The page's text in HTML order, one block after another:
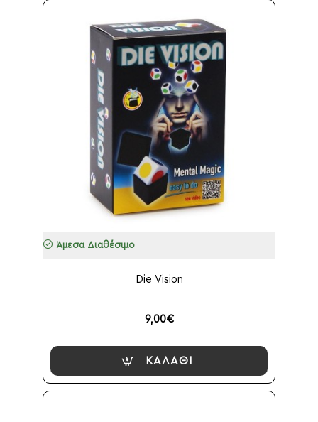
Άμεσα Διαθέσιμο
Die Vision
9,00€
ΚΑΛΆΘΙ